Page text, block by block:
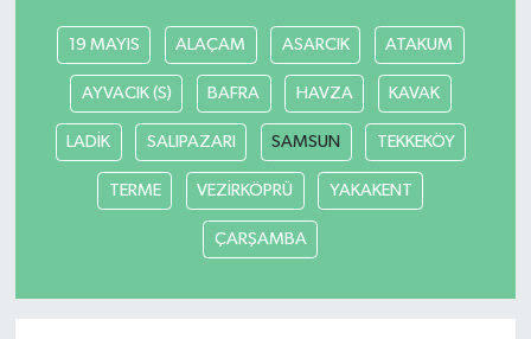
19 MAYIS ALAÇAM ASARCIK ATAKUM
AYVACIK (S) BAFRA HAVZA KAVAK
LADİK SALIPAZARI SAMSUN TEKKEKÖY
TERME VEZİRKÖPRÜ YAKAKENT
ÇARŞAMBA